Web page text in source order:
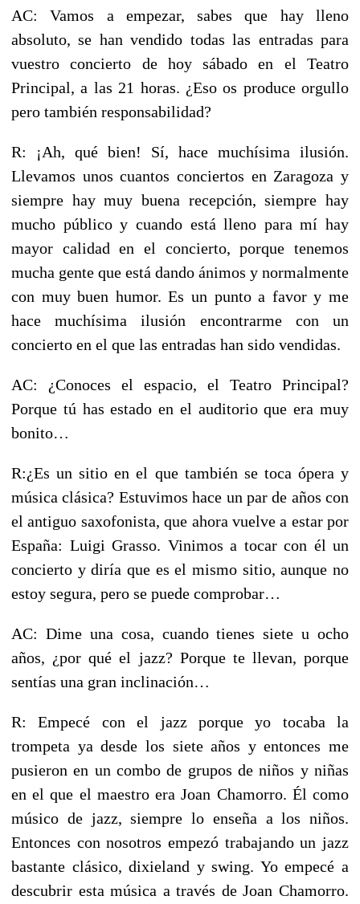
AC: Vamos a empezar, sabes que hay lleno
absoluto, se han vendido todas las entradas para
vuestro concierto de hoy sábado en el Teatro
Principal, a las 21 horas. ¿Eso os produce orgullo
pero también responsabilidad?
R: ¡Ah, qué bien! Sí, hace muchísima ilusión.
Llevamos unos cuantos conciertos en Zaragoza y
siempre hay muy buena recepción, siempre hay
mucho público y cuando está lleno para mí hay
mayor calidad en el concierto, porque tenemos
mucha gente que está dando ánimos y normalmente
con muy buen humor. Es un punto a favor y me
hace muchísima ilusión encontrarme con un
concierto en el que las entradas han sido vendidas.
AC: ¿Conoces el espacio, el Teatro Principal?
Porque tú has estado en el auditorio que era muy
bonito…
R:¿Es un sitio en el que también se toca ópera y
música clásica? Estuvimos hace un par de años con
el antiguo saxofonista, que ahora vuelve a estar por
España: Luigi Grasso. Vinimos a tocar con él un
concierto y diría que es el mismo sitio, aunque no
estoy segura, pero se puede comprobar…
AC: Dime una cosa, cuando tienes siete u ocho
años, ¿por qué el jazz? Porque te llevan, porque
sentías una gran inclinación…
R: Empecé con el jazz porque yo tocaba la
trompeta ya desde los siete años y entonces me
pusieron en un combo de grupos de niños y niñas
en el que el maestro era Joan Chamorro. Él como
músico de jazz, siempre lo enseña a los niños.
Entonces con nosotros empezó trabajando un jazz
bastante clásico, dixieland y swing. Yo empecé a
descubrir esta música a través de Joan Chamorro.